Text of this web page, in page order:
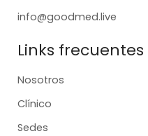
info@goodmed.live
Links frecuentes
Nosotros
Clínico
Sedes